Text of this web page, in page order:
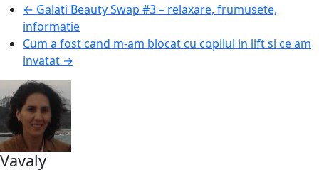
← Galati Beauty Swap #3 – relaxare, frumusete,
informatie
Cum a fost cand m-am blocat cu copilul in lift si ce am
invatat →
Vavaly